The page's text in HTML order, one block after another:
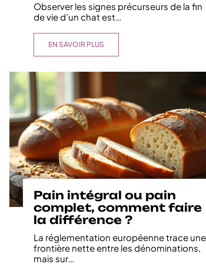
Observer les signes précurseurs de la fin
de vie d’un chat est…
EN SAVOIR PLUS
Pain intégral ou pain
complet, comment faire
la différence ?
La réglementation européenne trace une
frontière nette entre les dénominations,
mais sur…